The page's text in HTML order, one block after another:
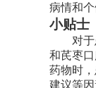
病情和
小贴士
对于患
和芪枣
药物时
建议等